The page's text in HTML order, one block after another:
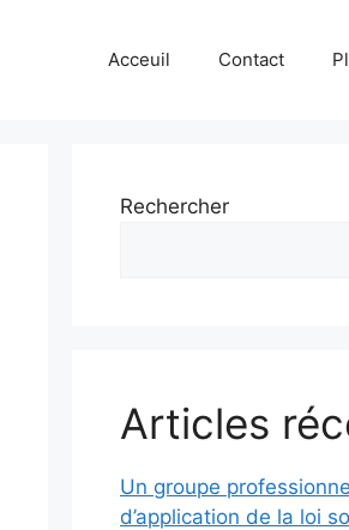
Acceuil Contact
Rechercher
Articles
Un groupe
d’application de la loi